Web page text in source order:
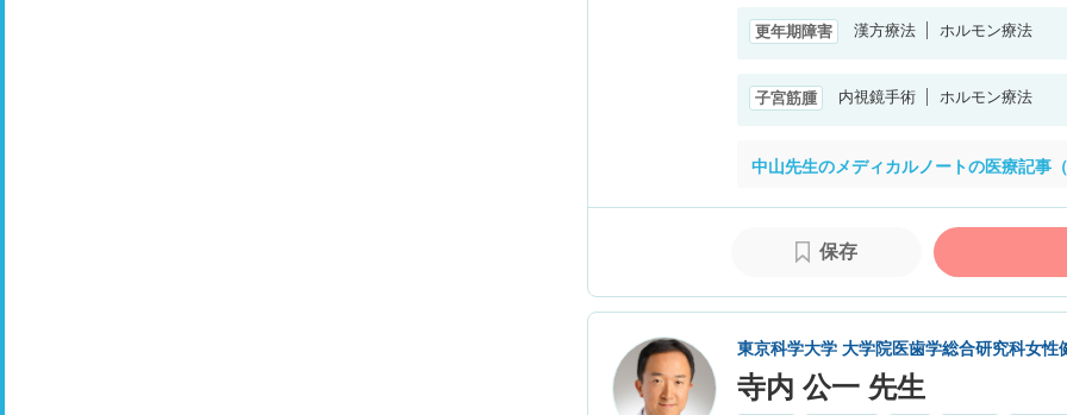
更年期障害 漢方療法 ホルモン療法
子宮筋腫 内視鏡手術 ホルモン療法
中山先生のメディカルノートの医療記事
保存
東京科学大学 大学院医歯学総合研究科女
寺内 公一 先生